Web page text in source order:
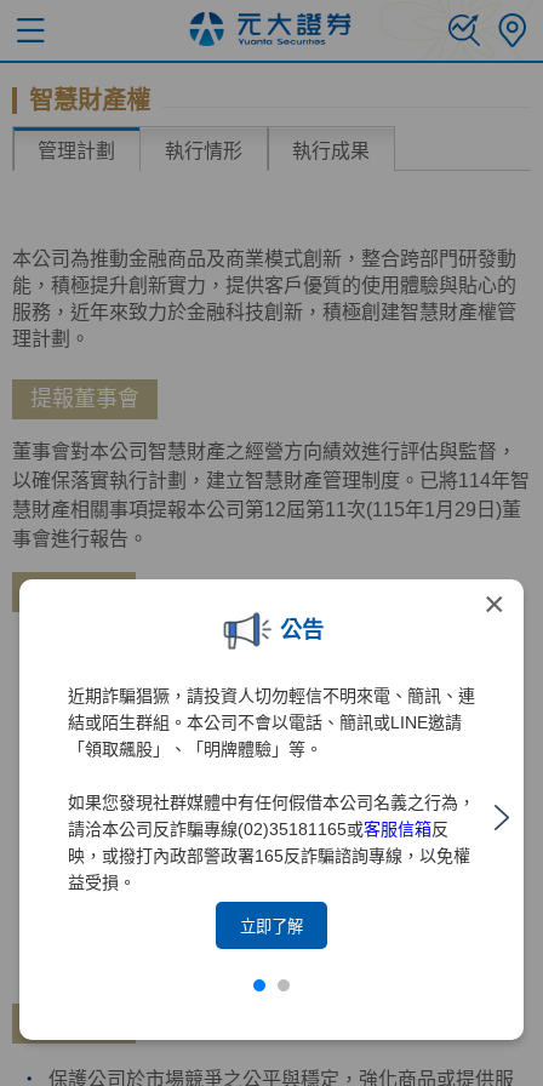
×
公告
近期詐騙猖獗，請投資人切勿輕信不明來電、簡訊、連
結或陌生群組。本公司不會以電話、簡訊或LINE邀請
「領取飆股」、「明牌體驗」等。
如果您發現社群媒體中有任何假借本公司名義之行為，
請洽本公司反詐騙專線(02)35181165或客服信箱反
映，或撥打內政部警政署165反詐騙諮詢專線，以免權
益受損。
立即了解
智慧財產權
管理計劃 執行情形 執行成果
本公司為推動金融商品及商業模式創新，整合跨部門研發動
能，積極提升創新實力，提供客戶優質的使用體驗與貼心的
服務，近年來致力於金融科技創新，積極創建智慧財產權管
理計劃。
提報董事會
董事會對本公司智慧財產之經營方向績效進行評估與監督，
以確保落實執行計劃，建立智慧財產管理制度。已將114年智
慧財產相關事項提報本公司第12屆第11次(115年1月29日)董
事會進行報告。
由研發單位進行技術開發，透過外部專利事務所協助專
每年定期盤點集團專利申請現況與訂定結合營運目標之
策略
與發展
導入TIPS智慧財產權管理制度
制(修)訂專利權相關管理規章，提升專利權事項之管理
2021年12月30日通過TIPS驗證，2022年12月30日及
2024年12月31日通過TIPS再驗證
保護公司於市場競爭之公平與穩定，強化商品或提供服